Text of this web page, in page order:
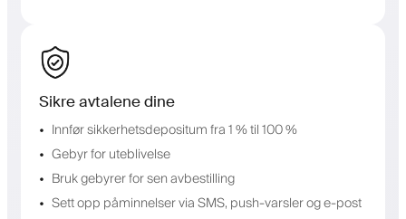
Sikre avtalene dine
Innfør sikkerhetsdepositum fra 1 % til 100 %
Gebyr for uteblivelse
Bruk gebyrer for sen avbestilling
Sett opp påminnelser via SMS, push-varsler og e-post